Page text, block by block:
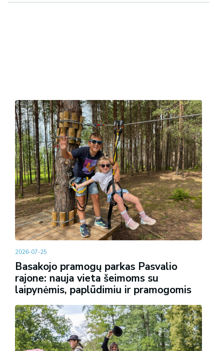
2026-07-25
Basakojo pramogų parkas Pasvalio
rajone: nauja vieta šeimoms su
laipynėmis, paplūdimiu ir pramogomis